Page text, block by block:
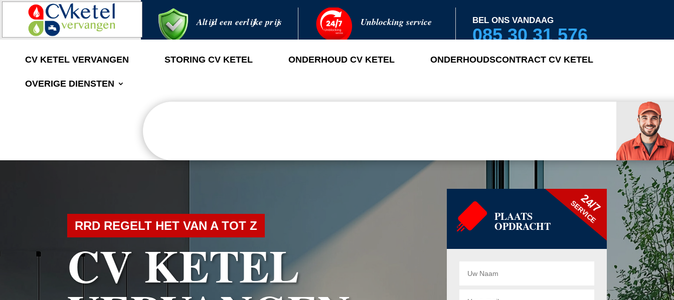
Altijd een eerlijke prijs Unblocking service BEL ONS VANDAAG
085 30 31 576
CV KETEL VERVANGEN STORING CV KETEL ONDERHOUD CV KETEL ONDERHOUDSCONTRACT CV KETEL
OVERIGE DIENSTEN
RRD REGELT HET VAN A TOT Z
CV KETEL
PLAATS
OPDRACHT
24/7
SERVICE